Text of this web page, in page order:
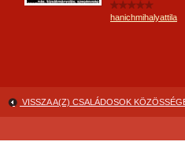
hanichmihalyattila
VISSZA A(Z) CSALÁDOSOK